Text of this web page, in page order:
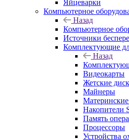
Яйцеварки
Компьютерное
Назад
Компьютерное
Источники
Комплектующие
Назад
Видеокарты
Жетские
Майнеры
Накопители
Память
Процессоры
Устройства